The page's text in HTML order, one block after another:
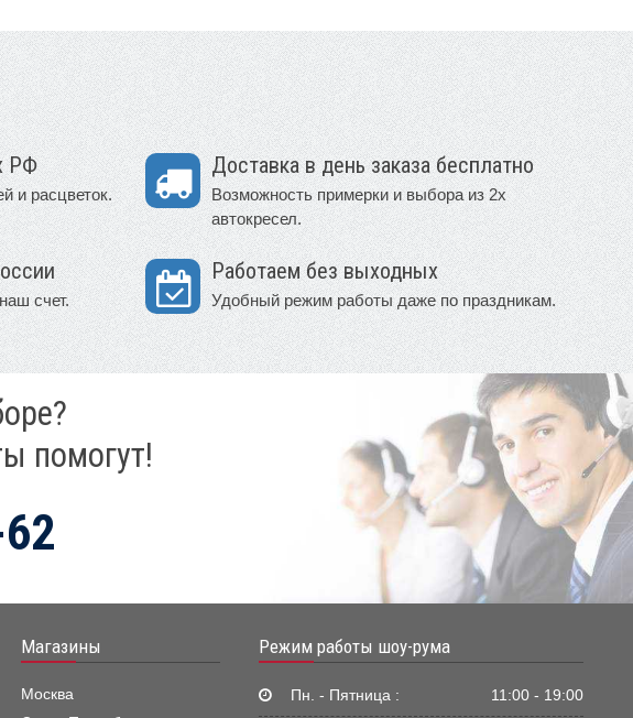
РФ
и расцветок.
Доставка в день заказа бесплатно
Возможность примерки и выбора из 2х
автокресел.
счет.
Работаем без выходных
Удобный режим работы даже по праздникам.
помогут!
Магазины
Москва
Режим работы шоу-рума
Пн. - Пятница : 11:00 - 19:00